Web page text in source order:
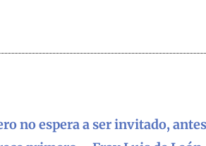
no espera a ser invitado,